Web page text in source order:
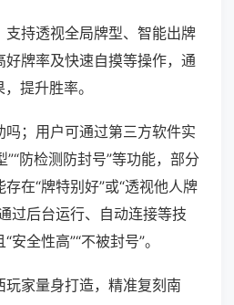
支持透视全局牌型、智能出牌
好牌率及快速自摸等操作，通
提升胜率。
吗；用户可通过第三方软件实
”“防检测防封号”等功能，部分
在“牌特别好”或“透视他人牌
过后台运行、自动连接等技
全性高”“不被封号”。
家量身打造，精准复刻南